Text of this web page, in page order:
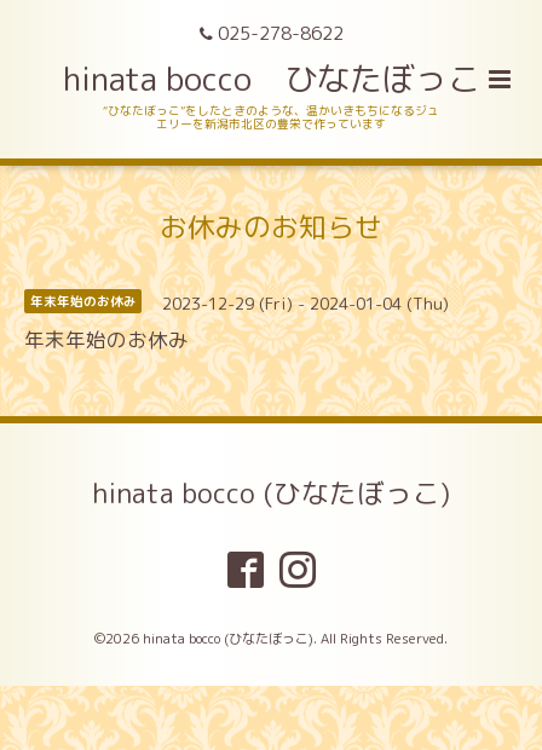
025-278-8622
hinata bocco ひなたぼっこ
“ひなたぼっこ”をしたときのような、温かいきもちになるジュ
エリーを新潟市北区の豊栄で作っています
お休みのお知らせ
年末年始のお休み 2023-12-29 (Fri) - 2024-01-04 (Thu)
年末年始のお休み
hinata bocco (ひなたぼっこ)
©2026 hinata bocco (ひなたぼっこ). All Rights Reserved.